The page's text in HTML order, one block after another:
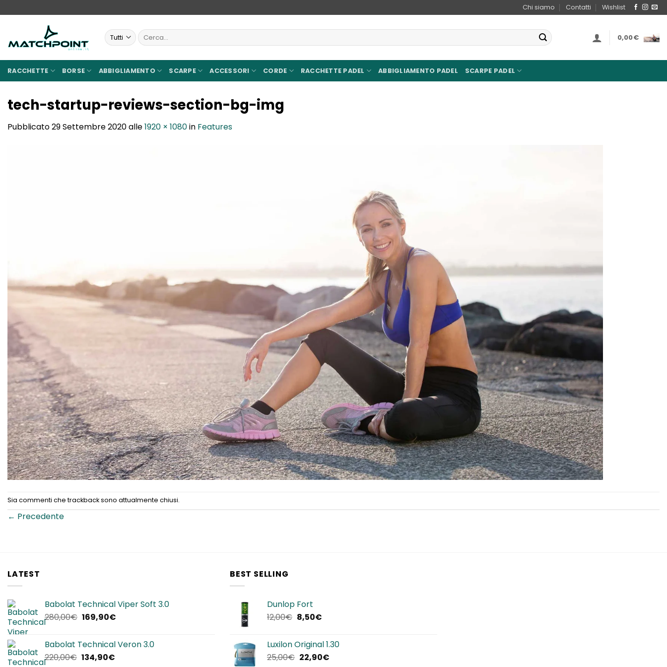
ai
Chi siamo Contatti Wishlist
Cerca: 0,00€
RACCHETTE BORSE ABBIGLIAMENTO SCARPE ACCESSORI CORDE RACCHETTE PADEL ABBIGLIAMENTO PADEL SCARPE PADEL
tech-startup-reviews-section-bg-img
Pubblicato29 Settembre 2020alle1920 × 1080in Features
Sia commenti che trackback sono attualmente chiusi.
← Precedente
LATEST
Babolat Technical Viper Soft 3.0
280,00€ Il
era:
280,00€.
169,90€Il
è:
Babolat Technical Veron 3.0
220,00€ Il
134,90€Il
BEST SELLING
Dunlop Fort
12,00€ Il
era:
12,00€.
8,50€Il
è:
8,50€.
Luxilon Original 1.30
25,00€ Il
22,90€Il